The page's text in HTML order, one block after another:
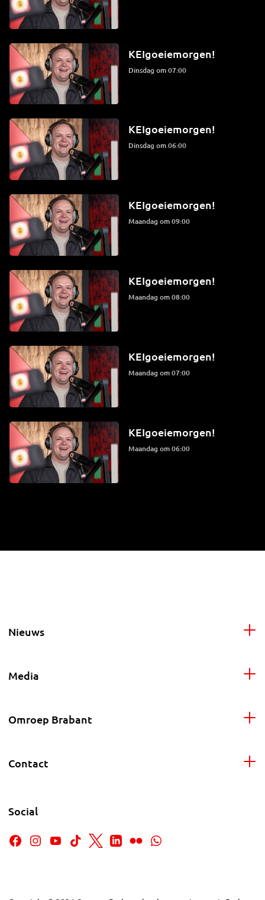
KEIgoeiemorgen!
dinsdag om 07:00
KEIgoeiemorgen!
dinsdag om 06:00
KEIgoeiemorgen!
maandag om 09:00
KEIgoeiemorgen!
maandag om 08:00
KEIgoeiemorgen!
maandag om 07:00
KEIgoeiemorgen!
maandag om 06:00
Nieuws
Media
Omroep Brabant
Contact
Social